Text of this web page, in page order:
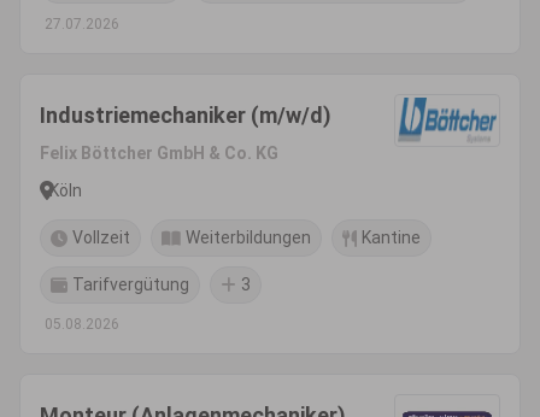
27.07.2026
Industriemechaniker (m/w/d)
Felix Böttcher GmbH & Co. KG
Köln
Vollzeit Weiterbildungen Kantine
Tarifvergütung 3
05.08.2026